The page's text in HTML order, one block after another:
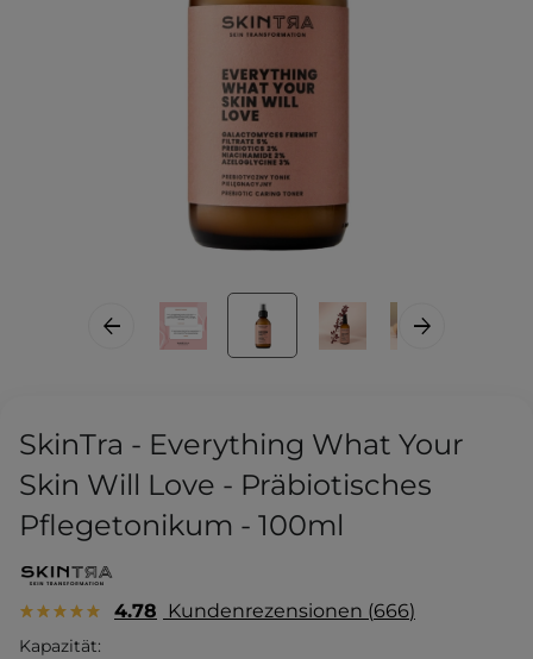
SkinTra - Everything What Your
Skin Will Love - Präbiotisches
Pflegetonikum - 100ml
4.78 Kundenrezensionen 666
Kapazität: